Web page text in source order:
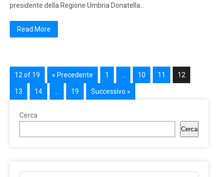
presidente della Regione Umbria Donatella…
Read More
12 of 19 « Precedente 1 10 11 12
13 14 19 Successivo »
Cerca
Cerca